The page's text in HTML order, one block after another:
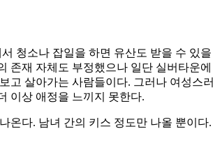
청소나 잡일을 하면 유산도 받을 수 있
존재 자체도 부정했으나 일단 실버타운
고 살아가는 사람들이다. 그러나 여성스
이상 애정을 느끼지 못한다.
온다. 남녀 간의 키스 정도만 나올 뿐이다